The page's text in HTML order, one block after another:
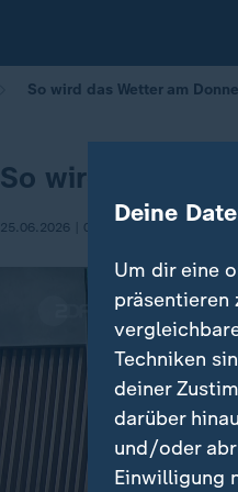
So wird das Wetter am
So wird das
25.06.2026 | 05:30 Deine
Um dir eine
präsentieren
Techniken
deiner
darüber
und/oder
Einwilligung